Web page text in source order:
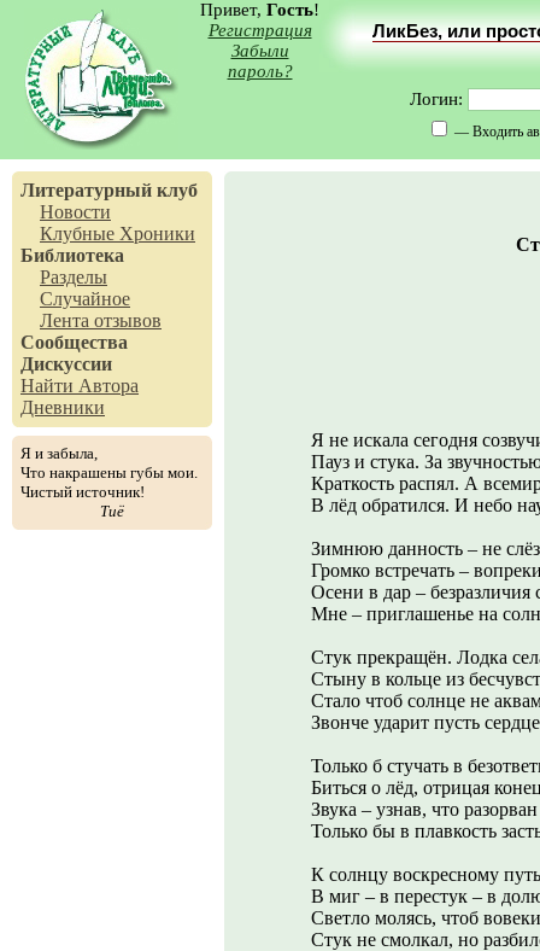
Привет, Гость!
Регистрация
Забыли
пароль?
ЛикБез, или
Логин:
— Входить
Литературный клуб
Новости
Клубные Хроники
Библиотека
Разделы
Случайное
Лента отзывов
Сообщества
Дискуссии
Найти Автора
Дневники
Я и забыла,
Что накрашены губы мои.
Чистый источник!
Тиё
Я не искала сегодня
Пауз и стука. За
Краткость распял. А
В лёд обратился. И небо
Зимнюю данность – не
Громко встречать –
Осени в дар – безразличия
Мне – приглашенье на
Стук прекращён. Лодка
Стыну в кольце из
Стало чтоб солнце не
Звонче ударит пусть
Только б стучать в
Биться о лёд, отрицая
Звука – узнав, что
Только бы в плавкость
К солнцу воскресному
В миг – в перестук – в
Светло молясь, чтоб
Стук не смолкал, но